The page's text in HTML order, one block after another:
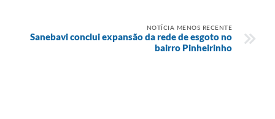
NOTÍCIA MENOS RECENTE
Sanebavi conclui expansão da rede de esgoto no
bairro Pinheirinho